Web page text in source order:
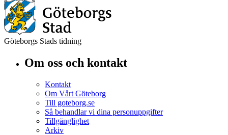
Göteborgs Stads tidning
Om oss och kontakt
Kontakt
Om Vårt Göteborg
Till goteborg.se
Så behandlar vi dina personuppgifter
Tillgänglighet
Arkiv